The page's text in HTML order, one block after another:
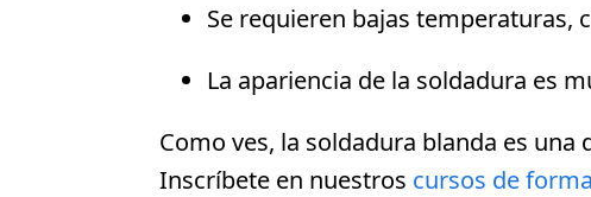
Se requieren bajas temperaturas,
La apariencia de la soldadura es
Como ves, la soldadura blanda es
Inscríbete en nuestros cursos de